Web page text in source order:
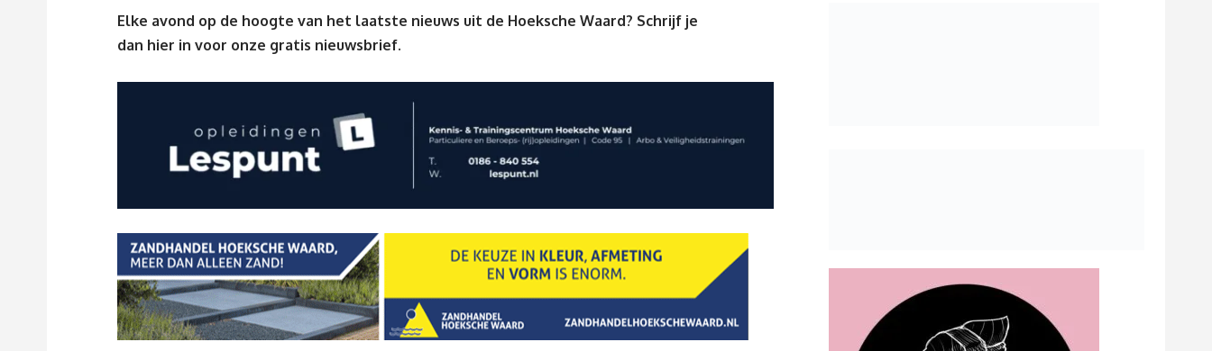
Elke avond op de hoogte van het laatste nieuws uit de Hoeksche Waard? Schrijf je
dan hier in voor onze gratis nieuwsbrief.